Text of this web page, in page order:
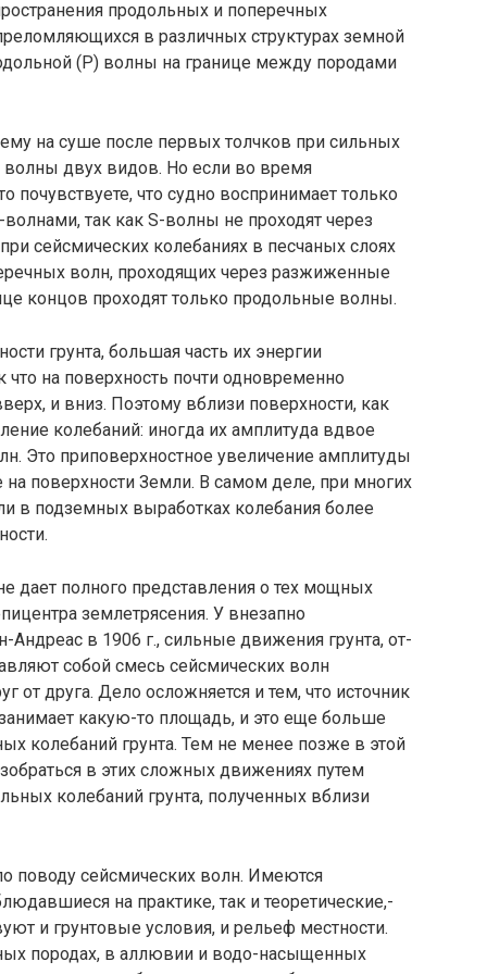
продольных и поперечных
в различных структурах земной
(Р) волны на границе ме­жду породами
на суше после первых толчков при сильных
двух видов. Но если во время
почувствуете, что судно воспринимает толь­ко
так как S-волны не проходят через
сейсмических колебаниях в песчаных слоях
волн, проходящих через разжи­женные
концов прохо­дят только продольные волны.
грунта, большая часть их энергии
на поверхность почти одновременно
и вниз. Поэтому вблизи поверхности, как
колебаний: иногда их ам­плитуда вдвое
Это приповерхностное увеличение амплитуды
поверхности Земли. В самом деле, при многих
в подземных выработ­ках колебания более
дает полного представления о тех мощных
землетрясения. У внезапно
Андреас в 1906 г., сильные движения грунта, от­
собой смесь сейсми­ческих волн
от друга. Дело осложняется и тем, что источник
какую-то площадь, и это еще больше
колебаний грунта. Тем не менее позже в этой
в этих сложных движениях путем
колебаний грунта, полученных вблизи
поводу сейсмических волн. Имеются
на практике, так и теоретические,-
и грунтовые условия, и рельеф местности.
породах, в аллювии и водо-насыщенных